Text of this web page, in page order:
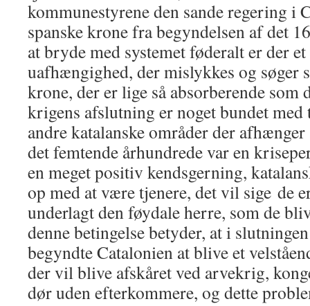
kommunestyrene den sande regering i
spanske krone fra begyndelsen af ​​det
at bryde med systemet føderalt er der
uafhængighed, der mislykkes og søger
krone, der er lige så absorberende som
krigens afslutning er noget bundet
andre katalanske områder der
det femtende århundrede var en
en meget positiv kendsgerning,
op med at være tjenere, det vil sige de
underlagt den føydale herre, som de
denne betingelse betyder, at i
begyndte Catalonien at blive et
der vil blive afskåret ved arvekrig,
dør uden efterkommere, og dette